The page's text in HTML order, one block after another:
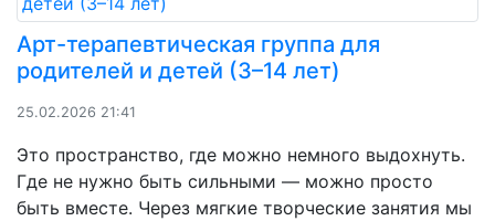
Арт-терапевтическая группа для
родителей и детей (3–14 лет)
25.02.2026 21:41
Это пространство, где можно немного выдохнуть.
Где не нужно быть сильными — можно просто
быть вместе. Через мягкие творческие занятия мы